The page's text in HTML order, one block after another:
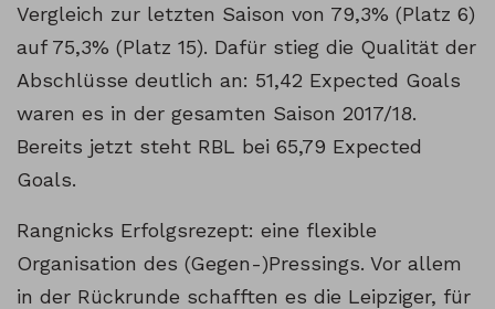
Vergleich zur letzten Saison von 79,3% (Platz 6)
auf 75,3% (Platz 15). Dafür stieg die Qualität der
Abschlüsse deutlich an: 51,42 Expected Goals
waren es in der gesamten Saison 2017/18.
Bereits jetzt steht RBL bei 65,79 Expected
Goals.
Rangnicks Erfolgsrezept: eine flexible
Organisation des (Gegen-)Pressings. Vor allem
in der Rückrunde schafften es die Leipziger, für